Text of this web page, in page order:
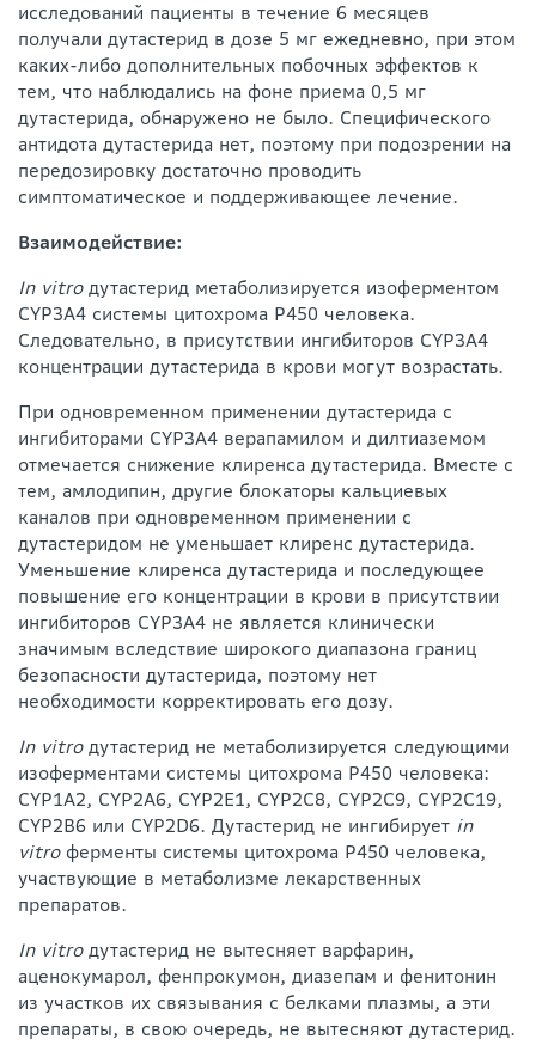
исследований пациенты в течение 6 месяцев
получали дутастерид в дозе 5 мг ежедневно, при этом
каких-либо дополнительных побочных эффектов к
тем, что наблюдались на фоне приема 0,5 мг
дутастерида, обнаружено не было. Специфического
антидота дутастерида нет, поэтому при подозрении на
передозировку достаточно проводить
симптоматическое и поддерживающее лечение.
Взаимодействие:
In vitroдутастерид метаболизируется изоферментом
CYP3A4 системы цитохрома Р450 человека.
Следовательно, в присутствии ингибиторов CYP3А4
концентрации дутастерида в крови могут возрастать.
При одновременном применении дутастерида с
ингибиторами CYP3A4 верапамилом и дилтиаземом
отмечается снижение клиренса дутастерида. Вместе с
тем, амлодипин, другие блокаторы кальциевых
каналов при одновременном применении с
дутастеридом не уменьшает клиренс дутастерида.
Уменьшение клиренса дутастерида и последующее
повышение его концентрации в крови в присутствии
ингибиторов CYP3A4 не является клинически
значимым вследствие широкого диапазона границ
безопасности дутастерида, поэтому нет
необходимости корректировать его дозу.
In vitroдутастерид не метаболизируется следующими
изоферментами системы цитохрома Р450 человека:
CYP1A2, CYP2A6, CYP2E1, CYP2C8, CYP2C9, CYP2C19,
CYP2B6 или CYP2D6. Дутастерид не ингибирует in
vitroферменты системы цитохрома Р450 человека,
участвующие в метаболизме лекарственных
препаратов.
In vitroдутастерид не вытесняет варфарин,
аценокумарол, фенпрокумон, диазепам и фенитонин
из участков их связывания с белками плазмы, а эти
препараты, в свою очередь, не вытесняют дутастерид.